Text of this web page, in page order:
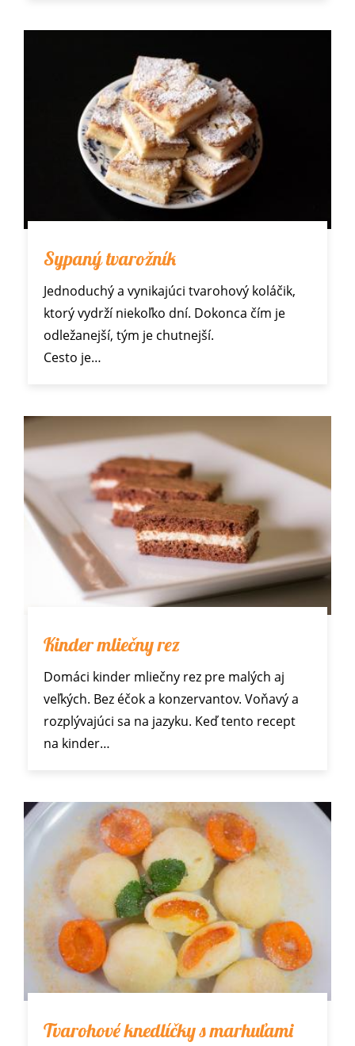
Sypaný tvarožník
Jednoduchý a vynikajúci tvarohový koláčik,
ktorý vydrží niekoľko dní. Dokonca čím je
odležanejší, tým je chutnejší.
Cesto je…
Kinder mliečny rez
Domáci kinder mliečny rez pre malých aj
veľkých. Bez éčok a konzervantov. Voňavý a
rozplývajúci sa na jazyku. Keď tento recept
na kinder…
Tvarohové knedlíčky s marhuľami